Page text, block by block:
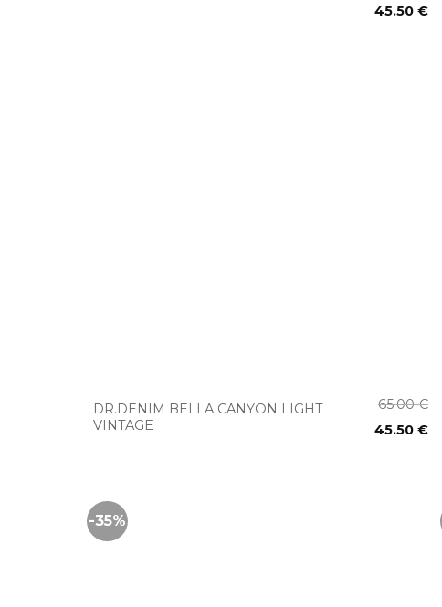
45.50 €
DR.DENIM BELLA CANYON LIGHT
VINTAGE
65.00€
45.50 €
-35%